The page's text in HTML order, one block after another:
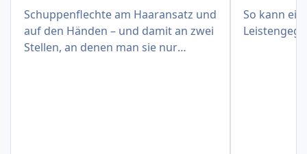
Schuppenflechte am Haaransatz und
auf den Händen – und damit an zwei
Stellen, an denen man sie nur
So kann